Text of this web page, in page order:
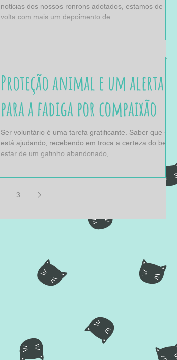
notícias dos nossos ronrons adotados, estamos de
volta com mais um depoimento de...
Proteção animal e um alerta
para a fadiga por compaixão
Ser voluntário é uma tarefa gratificante. Saber que se
está ajudando, recebendo em troca a certeza do bem-
estar de um gatinho abandonado,...
3